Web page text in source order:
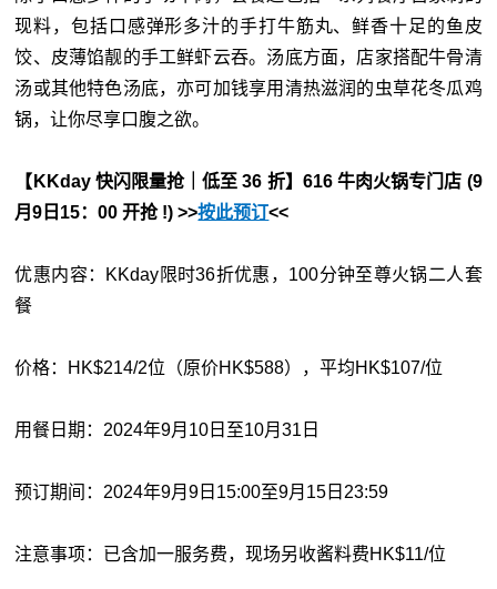
现料，包括口感弹形多汁的手打牛筋丸、鲜香十足的鱼皮
饺、皮薄馅靓的手工鲜虾云吞。汤底方面，店家搭配牛骨清
汤或其他特色汤底，亦可加钱享用清热滋润的虫草花冬瓜鸡
锅，让你尽享口腹之欲。
【KKday 快闪限量抢｜低至 36 折】616 牛肉火锅专门店 (9
月9日15：00 开抢 !) >>按此预订<<
优惠内容：KKday限时36折优惠，100分钟至尊火锅二人套
餐
价格：HK$214/2位（原价HK$588），平均HK$107/位
用餐日期：2024年9月10日至10月31日
预订期间：2024年9月9日15:00至9月15日23:59
注意事项：已含加一服务费，现场另收酱料费HK$11/位